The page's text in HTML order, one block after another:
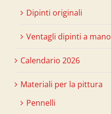
Dipinti originali
Ventagli dipinti a mano
Calendario 2026
Materiali per la pittura
Pennelli